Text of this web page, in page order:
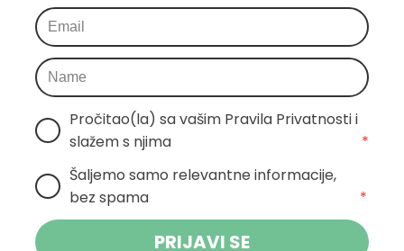
Pročitao(la) sa vašim Pravila Privatnosti i
slažem s njima
*
Šaljemo samo relevantne informacije,
bez spama
*
PRIJAVI SE